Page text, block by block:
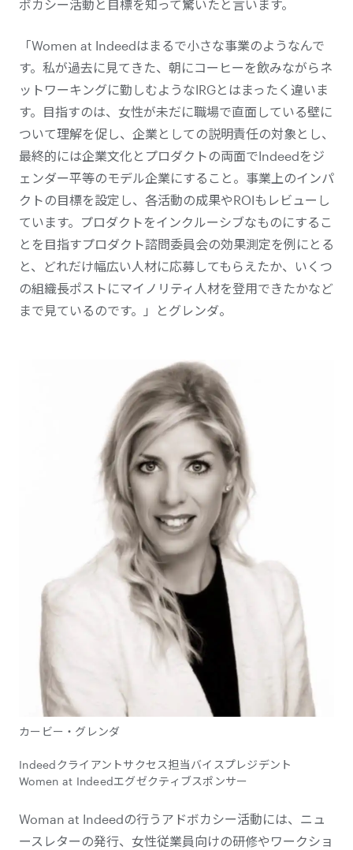
ボカシー活動と目標を知って驚いたと言います。
「Women at Indeedはまるで小さな事業のようなんで
す。私が過去に見てきた、朝にコーヒーを飲みながらネ
ットワーキングに勤しむようなIRGとはまったく違いま
す。目指すのは、女性が未だに職場で直面している壁に
ついて理解を促し、企業としての説明責任の対象とし、
最終的には企業文化とプロダクトの両面でIndeedをジ
ェンダー平等のモデル企業にすること。事業上のインパ
クトの目標を設定し、各活動の成果やROIもレビューし
ています。プロダクト をインクルーシブなものにするこ
と を目指すプロダクト諮問委員会の効果測定を例にとる
と、どれだけ幅広い人材に応募してもらえたか、いくつ
の組織長ポストにマイノリティ人材を登用できたかなど
まで見ているのです。」とグレンダ。
カービー・グレンダ
Indeedクライアントサクセス担当バイスプレジデント
Women at Indeedエグゼクティブスポンサー
Woman at Indeedの行うアドボカシー活動には、ニュ
ースレターの発行、女性従業員向けの研修やワークショ